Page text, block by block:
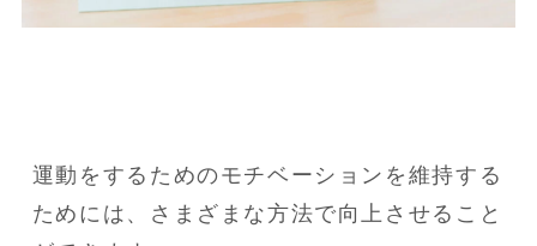
運動をするためのモチベーションを維持する
ためには、さまざまな方法で向上させること